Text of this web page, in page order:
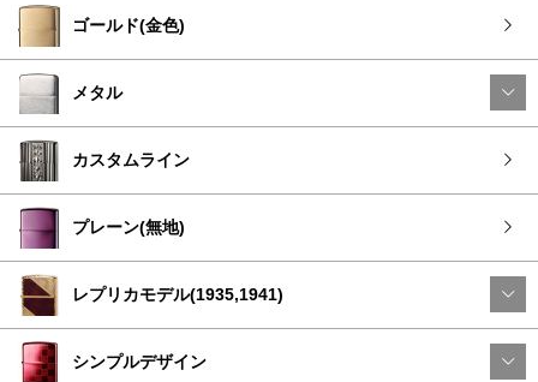
ゴールド(金色)
メタル
カスタムライン
プレーン(無地)
レプリカモデル(1935,1941)
シンプルデザイン